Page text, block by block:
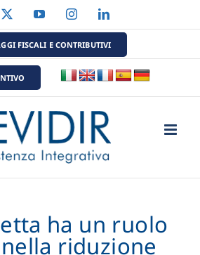
YouTubeInstagramLinkedIn
FISCALI E CONTRIBUTIVI
ha un ruolo
riduzione